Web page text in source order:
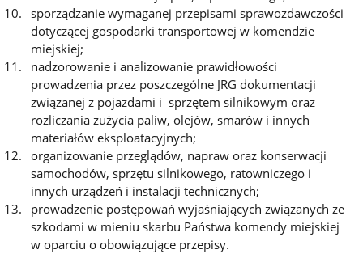
sporządzanie wymaganej przepisami sprawozdawczości
dotyczącej gospodarki transportowej w komendzie
miejskiej;
nadzorowanie i analizowanie prawidłowości
prowadzenia przez poszczególne JRG dokumentacji
związanej z pojazdami i sprzętem silnikowym oraz
rozliczania zużycia paliw, olejów, smarów i innych
materiałów eksploatacyjnych;
organizowanie przeglądów, napraw oraz konserwacji
samochodów, sprzętu silnikowego, ratowniczego i
innych urządzeń i instalacji technicznych;
prowadzenie postępowań wyjaśniających związanych ze
szkodami w mieniu skarbu Państwa komendy miejskiej
w oparciu o obowiązujące przepisy.